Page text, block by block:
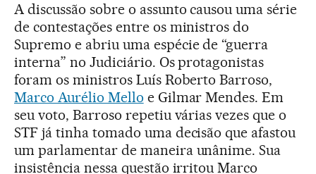
A discussão sobre o assunto causou uma série
de contestações entre os ministros do
Supremo e abriu uma espécie de “guerra
interna” no Judiciário. Os protagonistas
foram os ministros Luís Roberto Barroso,
Marco Aurélio Mello e Gilmar Mendes. Em
seu voto, Barroso repetiu várias vezes que o
STF já tinha tomado uma decisão que afastou
um parlamentar de maneira unânime. Sua
insistência nessa questão irritou Marco